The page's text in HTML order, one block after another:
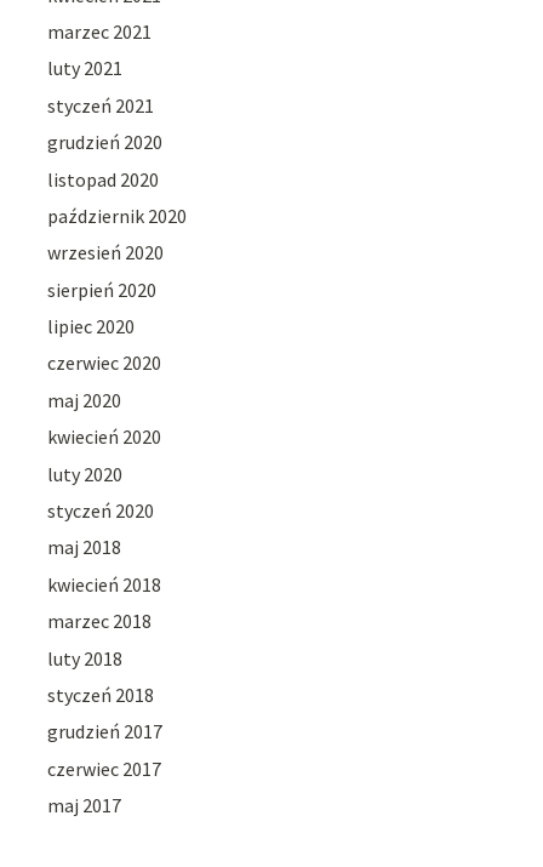
marzec 2021
luty 2021
styczeń 2021
grudzień 2020
listopad 2020
październik 2020
wrzesień 2020
sierpień 2020
lipiec 2020
czerwiec 2020
maj 2020
kwiecień 2020
luty 2020
styczeń 2020
maj 2018
kwiecień 2018
marzec 2018
luty 2018
styczeń 2018
grudzień 2017
czerwiec 2017
maj 2017